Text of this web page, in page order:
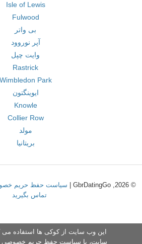
Isle of Lewis
Fulwood
بی واتر
آپر نوروود
وایت چپل
Rastrick
Wimbledon Park
ایوینگتون
Knowle
Collier Row
مولد
بریتانیا
© 2026, GbrDatingGo | سیاست حفظ حریم
تماس بگیرید
این وب سایت از کوکی ها استفاده می
سایت، با سیاست حفظ حریم خصوصی